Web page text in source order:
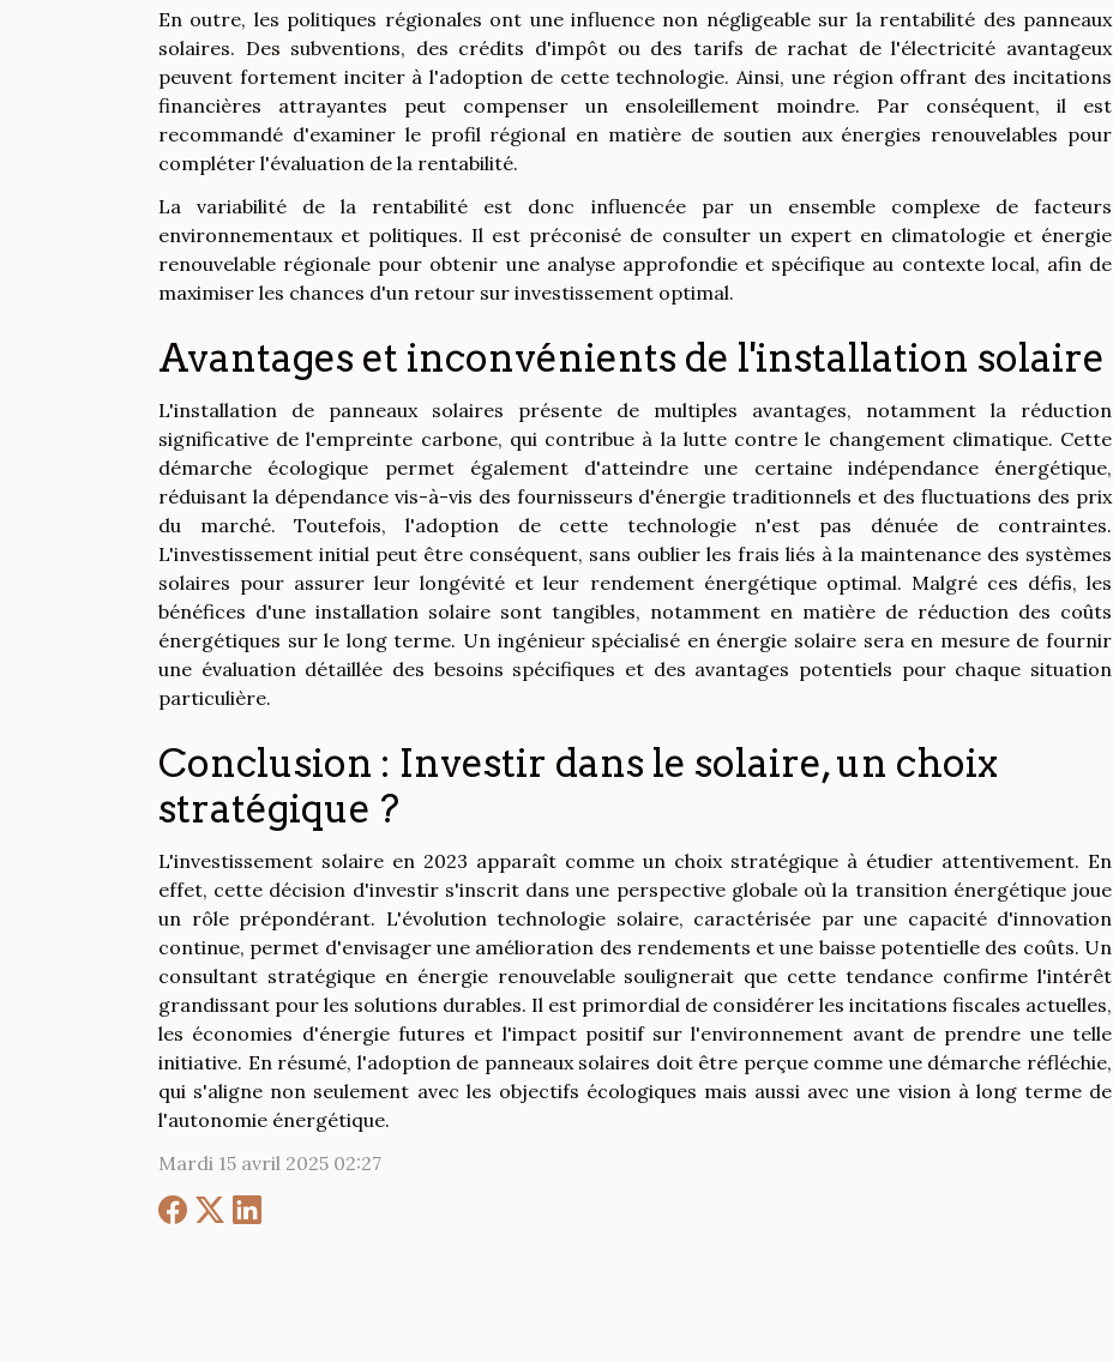
En outre, les politiques régionales ont une influence non négligeable sur la rentabilité des panneaux
solaires. Des subventions, des crédits d'impôt ou des tarifs de rachat de l'électricité avantageux
peuvent fortement inciter à l'adoption de cette technologie. Ainsi, une région offrant des incitations
financières attrayantes peut compenser un ensoleillement moindre. Par conséquent, il est
recommandé d'examiner le profil régional en matière de soutien aux énergies renouvelables pour
compléter l'évaluation de la rentabilité.
La variabilité de la rentabilité est donc influencée par un ensemble complexe de facteurs
environnementaux et politiques. Il est préconisé de consulter un expert en climatologie et énergie
renouvelable régionale pour obtenir une analyse approfondie et spécifique au contexte local, afin de
maximiser les chances d'un retour sur investissement optimal.
Avantages et inconvénients de l'installation solaire
L'installation de panneaux solaires présente de multiples avantages, notamment la réduction
significative de l'empreinte carbone, qui contribue à la lutte contre le changement climatique. Cette
démarche écologique permet également d'atteindre une certaine indépendance énergétique,
réduisant la dépendance vis-à-vis des fournisseurs d'énergie traditionnels et des fluctuations des prix
du marché. Toutefois, l'adoption de cette technologie n'est pas dénuée de contraintes.
L'investissement initial peut être conséquent, sans oublier les frais liés à la maintenance des systèmes
solaires pour assurer leur longévité et leur rendement énergétique optimal. Malgré ces défis, les
bénéfices d'une installation solaire sont tangibles, notamment en matière de réduction des coûts
énergétiques sur le long terme. Un ingénieur spécialisé en énergie solaire sera en mesure de fournir
une évaluation détaillée des besoins spécifiques et des avantages potentiels pour chaque situation
particulière.
Conclusion : Investir dans le solaire, un choix
stratégique ?
L'investissement solaire en 2023 apparaît comme un choix stratégique à étudier attentivement. En
effet, cette décision d'investir s'inscrit dans une perspective globale où la transition énergétique joue
un rôle prépondérant. L'évolution technologie solaire, caractérisée par une capacité d'innovation
continue, permet d'envisager une amélioration des rendements et une baisse potentielle des coûts. Un
consultant stratégique en énergie renouvelable soulignerait que cette tendance confirme l'intérêt
grandissant pour les solutions durables. Il est primordial de considérer les incitations fiscales actuelles,
les économies d'énergie futures et l'impact positif sur l'environnement avant de prendre une telle
initiative. En résumé, l'adoption de panneaux solaires doit être perçue comme une démarche réfléchie,
qui s'aligne non seulement avec les objectifs écologiques mais aussi avec une vision à long terme de
l'autonomie énergétique.
Mardi 15 avril 2025 02:27